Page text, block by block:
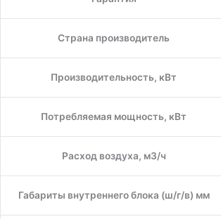
Страна производитель
Производительность, кВт
Потребляемая мощность, кВт
Расход воздуха, м3/ч
Габариты внутреннего блока (ш/г/в) мм